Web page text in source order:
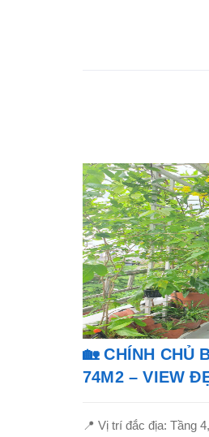
🏡 CHÍNH CHỦ
74M2 – VIEW
📍 Vị trí đắc địa: Tầng